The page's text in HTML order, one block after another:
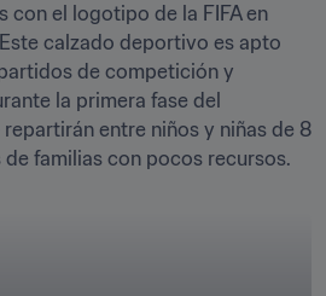
el logotipo de la FIFA en
calzado deportivo es apto
de competición y
la primera fase del
entre niños y niñas de 8
de familias con pocos recursos.